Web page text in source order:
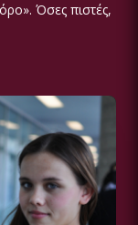
Όσες πιστές,